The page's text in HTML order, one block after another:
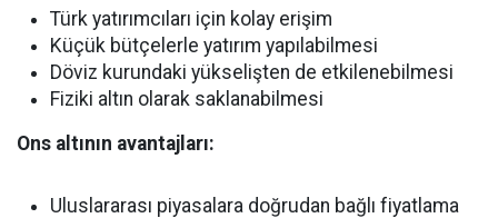
Türk yatırımcıları için kolay erişim
Küçük bütçelerle yatırım yapılabilmesi
Döviz kurundaki yükselişten de etkilenebilmesi
Fiziki altın olarak saklanabilmesi
Ons altının avantajları:
Uluslararası piyasalara doğrudan bağlı fiyatlama